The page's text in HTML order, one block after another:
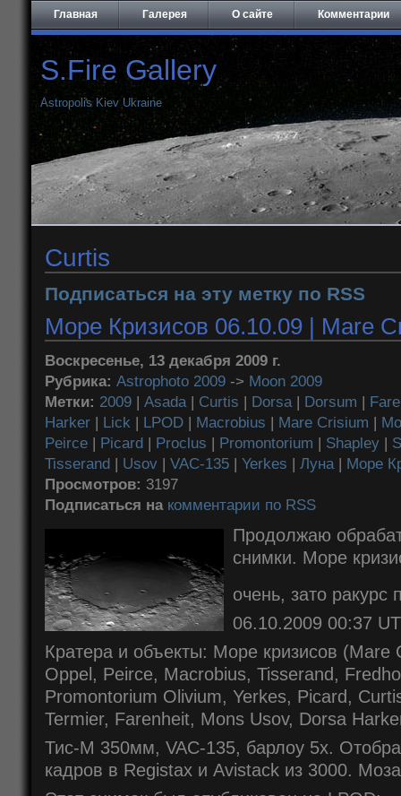
Главная Галерея О сайте Комментарии
S.Fire Gallery
Astropolis Kiev Ukraine
Curtis
Подписаться на эту метку по RSS
Море Кризисов 06.10.09 | Mare
Воскресенье, 13 декабря 2009 г.
Рубрика: Astrophoto 2009 -> Moon 2009
Метки: 2009 | Asada| Curtis | Dorsa| Dorsum |
Harker | Lick | LPOD | Macrobius | Mare Crisium |
Peirce | Picard | Proclus | Promontorium | Shapley |
Tisserand | Usov | VAC-135 | Yerkes | Луна| Море
Просмотров: 3197
Подписаться на комментарии по RSS
Продолжаю
снимки. Море
очень, зато ракурс
06.10.2009 00:37
Кратера и объекты: Море кризисов (Mare
Oppel, Peirce, Macrobius, Tisserand,
Promontorium Olivium, Yerkes, Picard,
Termier, Farenheit, Mons Usov, Dorsa
Тис-М 350мм, VAC-135, барлоу 5x.
кадров в Registax и Avistack из 3000.